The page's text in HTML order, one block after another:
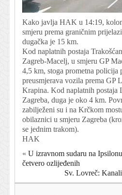
Kako javlja HAK u 14:19,
smjeru prema graničnim
dugačka je 15 km.
Kod naplatnih postaja
Zagreb-Macelj, u smjeru GP
4,5 km, stoga prometna policija
preusmjerava vozila prema GP
Krapina. Kod naplatnih postaja
Zagreba, duga je oko 4 km.
zabilježeni su i na Krčkom
obilaznici u smjeru Zagreba
se jednim trakom).
HAK
« U izravnom sudaru na
četvero ozlijeđenih
Sv. Lovreč: